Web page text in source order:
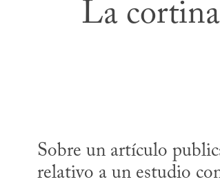
La
Sobre un artículo
relativo a un estudio